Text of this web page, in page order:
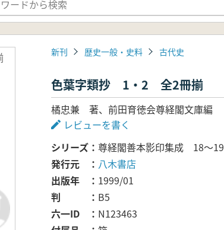
新刊 歴史一般・史料 古代史
色葉字類抄 1・2 全2冊揃
橘忠兼 著、前田育徳会尊経閣文庫編
レビューを書く
シリーズ
尊経閣善本影印集成 18～19
発行元
八木書店
出版年
1999/01
判
B5
六一ID
N123463